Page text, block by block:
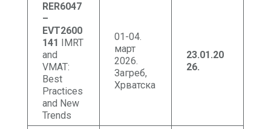
RER6047
–
EVT2600
141 IMRT
and
VMAT:
Best
Practices
and New
Trends
01-04.
март
2026.
Загреб,
Хрватска
23.01.20
26.